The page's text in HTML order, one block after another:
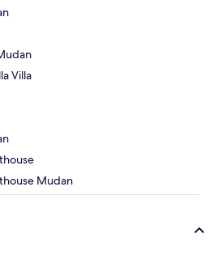
Villa
Mudan